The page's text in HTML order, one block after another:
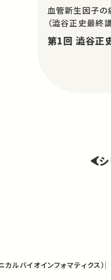
血管新生因子の
（澁谷正史最終
第1回 澁
ルバイオインフォマティクス）